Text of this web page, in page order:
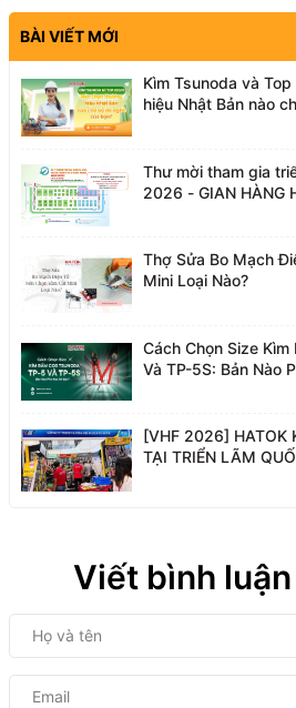
BÀI VIẾT MỚI
Kìm Tsunoda và
hiệu Nhật Bản nào
Thư mời tham gia
2026 - GIAN HÀNG
Thợ Sửa Bo Mạch
Mini Loại Nào?
Cách Chọn Size
Và TP-5S: Bản Nào
[VHF 2026] HATOK
TẠI TRIỂN LÃM
Viết bình